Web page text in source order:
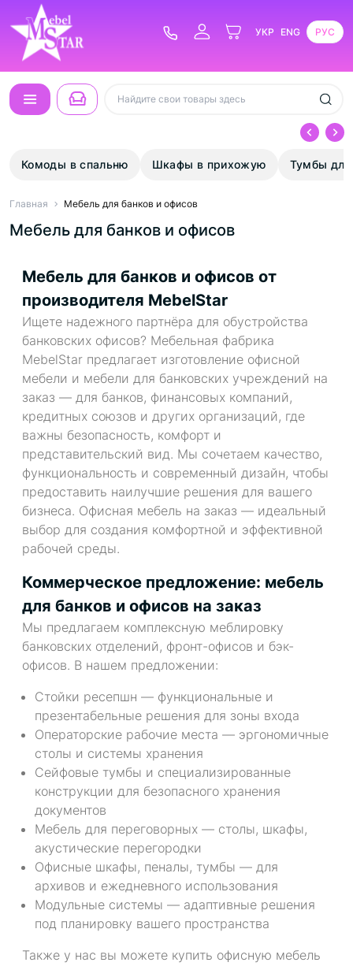
УКР ENG РУС
Комоды в спальню Шкафы в прихожую Тумбы для
Главная Мебель для банков и офисов
Мебель для банков и офисов
Мебель для банков и офисов от
производителя MebelStar
Ищете надежного партнёра для обустройства
банковских офисов? Мебельная фабрика
MebelStar предлагает изготовление офисной
мебели и мебели для банковских учреждений на
заказ — для банков, финансовых компаний,
кредитных союзов и других организаций, где
важны безопасность, комфорт и
представительский вид. Мы сочетаем качество,
функциональность и современный дизайн, чтобы
предоставить наилучшие решения для вашего
бизнеса. Офисная мебель на заказ — идеальный
выбор для создания комфортной и эффективной
рабочей среды.
Коммерческое предложение: мебель
для банков и офисов на заказ
Мы предлагаем комплексную меблировку
банковских отделений, фронт-офисов и бэк-
офисов. В нашем предложении:
Стойки ресепшн — функциональные и
презентабельные решения для зоны входа
Операторские рабочие места — эргономичные
столы и системы хранения
Сейфовые тумбы и специализированные
конструкции для безопасного хранения
документов
Мебель для переговорных — столы, шкафы,
акустические перегородки
Офисные шкафы, пеналы, тумбы — для
архивов и ежедневного использования
Модульные системы — адаптивные решения
под планировку вашего пространства
Также у нас вы можете купить офисную мебель